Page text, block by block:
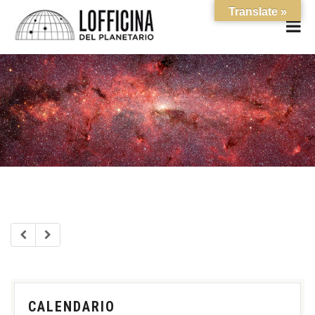
CALENDARIO
Translate »